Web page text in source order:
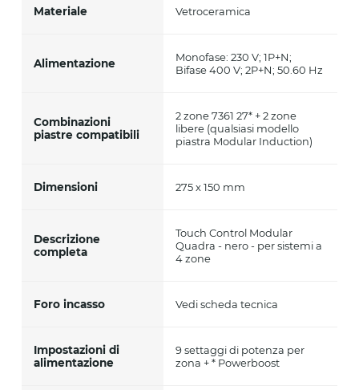
Materiale Vetroceramica
Alimentazione
Monofase: 230 V; 1P+N;
Bifase 400 V; 2P+N; 50.60 Hz
Combinazioni
piastre compatibili
2 zone 7361 27* + 2 zone
libere (qualsiasi modello
piastra Modular Induction)
Dimensioni 275 x 150 mm
Descrizione
completa
Touch Control Modular
Quadra - nero - per sistemi a
4 zone
Foro incasso Vedi scheda tecnica
Impostazioni di
alimentazione
9 settaggi di potenza per
zona + * Powerboost